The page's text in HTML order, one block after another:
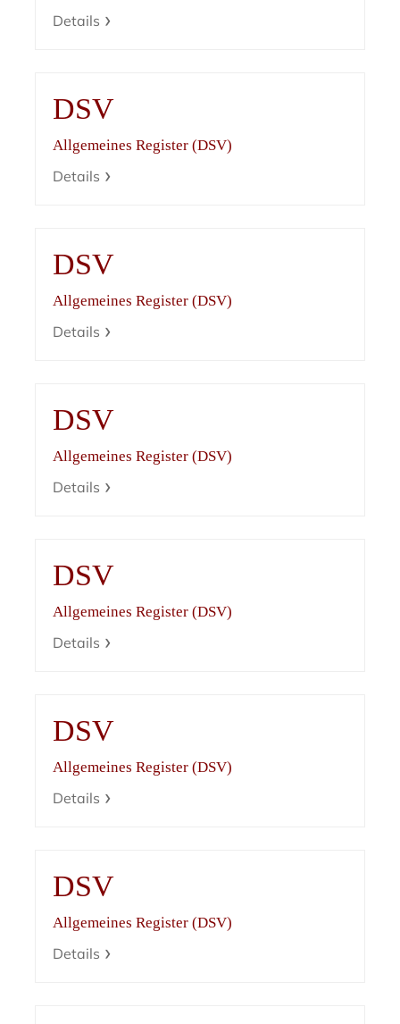
Details
DSV
Allgemeines Register (DSV)
Details
DSV
Allgemeines Register (DSV)
Details
DSV
Allgemeines Register (DSV)
Details
DSV
Allgemeines Register (DSV)
Details
DSV
Allgemeines Register (DSV)
Details
DSV
Allgemeines Register (DSV)
Details